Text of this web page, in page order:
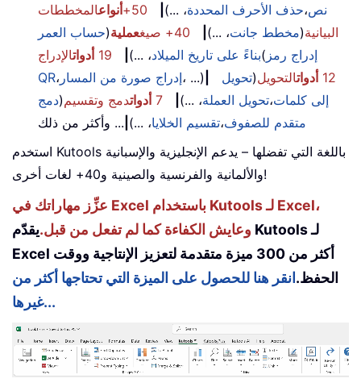
نص،حذف الأحرف المحددة، ...) 50+ أنواعالمخططات
البيانية(مخطط جانت، ...) 40+ صيغ عملية(حساب العمر
بناءً على تاريخ الميلاد، ...) 19 أدواتالإدراج ( إدراج رمز
QR، إدراج صورة من المسار، ...) 12 أدواتالتحويل(تحويل
إلى كلمات،تحويل العملة، ...) 7 أدواتدمج وتقسيم (دمج
متقدم للصفوف،تقسيم الخلايا، ...) ... وأكثر من ذلك
استخدم Kutools باللغة التي تفضلها – يدعم الإنجليزية والإسبانية
والألمانية والفرنسية والصينية و40+ لغات أخرى!
عزِّز مهاراتك في Excel باستخدام Kutools لـ Excel،
وعايش الكفاءة كما لم تفعل من قبل.يقدّم Kutools لـ
Excel أكثر من 300 ميزة متقدمة لتعزيز الإنتاجية ووقت
الحفظ.انقر هنا للحصول على الميزة التي تحتاجها أكثر من
غيرها...